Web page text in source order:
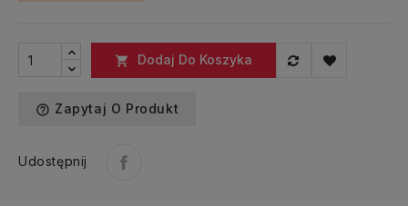
 Dodaj Do Koszyka
help_outline Zapytaj O Produkt
Udostępnij